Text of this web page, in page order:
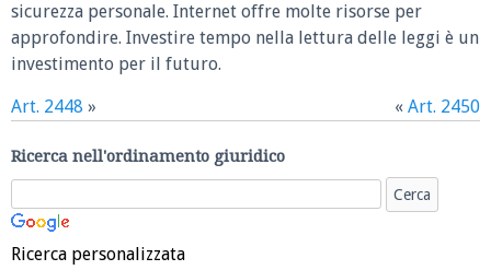
sicurezza personale. Internet offre molte risorse per
approfondire. Investire tempo nella lettura delle leggi è un
investimento per il futuro.
Art. 2448 » « Art. 2450
Ricerca nell'ordinamento giuridico
Ricerca personalizzata